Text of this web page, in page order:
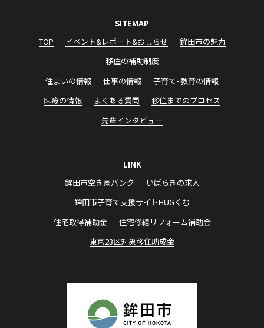
SITEMAP
TOP
イベント&レポート&おしらせ
鉾田市の魅力
移住の補助制度
住まいの情報
仕事の情報
子育て・教育の情報
医療の情報
よくある質問
移住までのプロセス
先輩インタビュー
LINK
鉾田市空き家バンク
いばらきの求⼈
鉾⽥市⼦育て⽀援サイトHUGくむ
住宅取得補助⾦
住宅修繕リフォーム補助⾦
東京23区対象移住助成⾦